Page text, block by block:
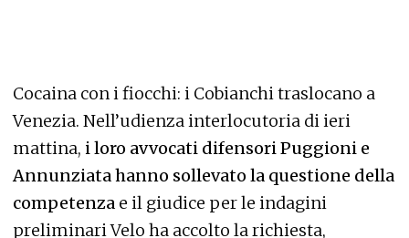
Cocaina con i fiocchi: i Cobianchi traslocano a
Venezia. Nell’udienza interlocutoria di ieri
mattina, i loro avvocati difensori Puggioni e
Annunziata hanno sollevato la questione della
competenza e il giudice per le indagini
preliminari Velo ha accolto la richiesta,